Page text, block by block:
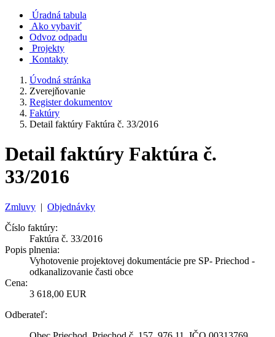
Úradná tabula
Ako vybaviť
Odvoz odpadu
Projekty
Kontakty
Úvodná stránka
Zverejňovanie
Register dokumentov
Faktúry
Detail faktúry Faktúra č. 33/2016
Detail faktúry Faktúra č.
33/2016
Zmluvy | Objednávky
Číslo faktúry:
Faktúra č. 33/2016
Popis plnenia:
Vyhotovenie projektovej dokumentácie pre SP- Priechod -
odkanalizovanie časti obce
Cena:
3 618,00 EUR
Odberateľ: